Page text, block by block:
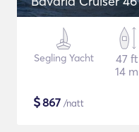
Segling Yacht
47 ft
14 m
$867 /natt